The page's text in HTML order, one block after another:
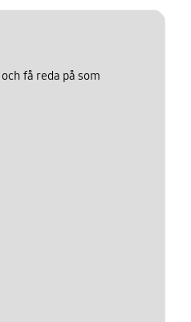
få reda på som